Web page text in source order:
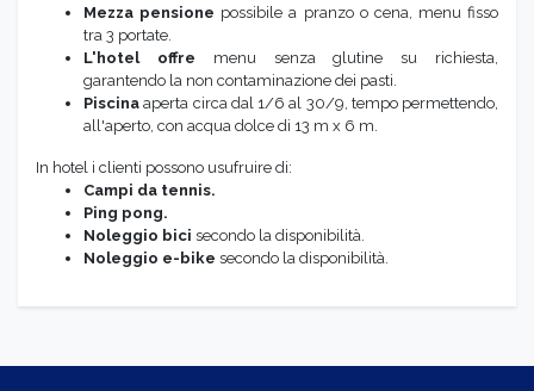
Mezza pensione possibile a pranzo o cena, menu fisso
tra 3 portate.
L'hotel offre menu senza glutine su richiesta,
garantendo la non contaminazione dei pasti.
Piscina aperta circa dal 1/6 al 30/9, tempo permettendo,
all'aperto, con acqua dolce di 13 m x 6 m.
In hotel i clienti possono usufruire di:
Campi da tennis.
Ping pong.
Noleggio bici secondo la disponibilità.
Noleggio e-bike secondo la disponibilità.